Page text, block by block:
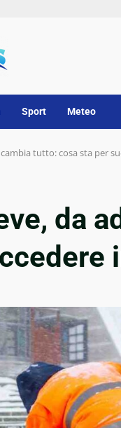
Sport Meteo
tutto: cosa sta per
da